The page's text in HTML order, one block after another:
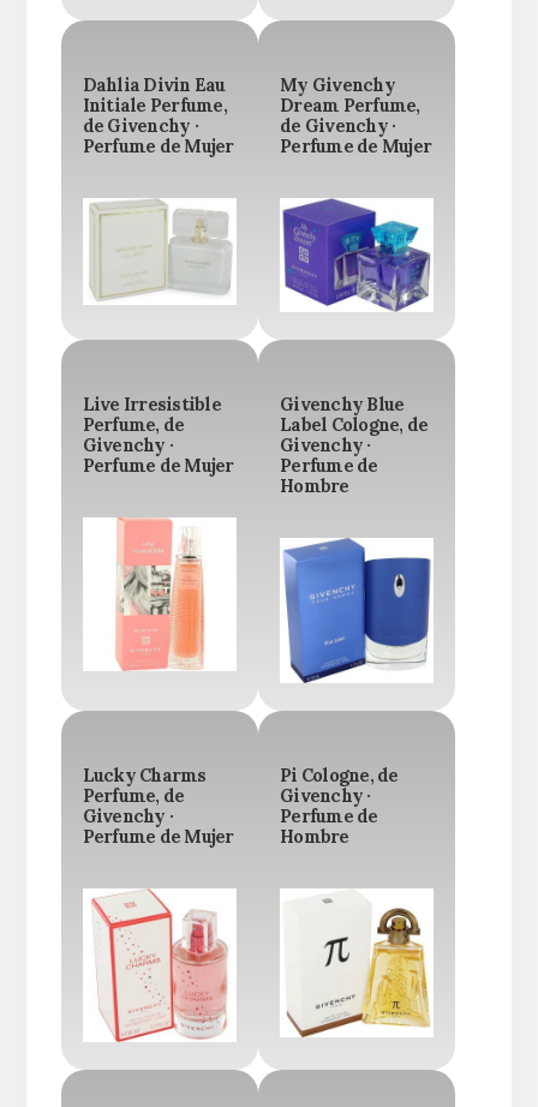
Dahlia Divin Eau
Initiale Perfume,
de Givenchy ·
Perfume de Mujer
My Givenchy
Dream Perfume,
de Givenchy ·
Perfume de Mujer
Live Irresistible
Perfume, de
Givenchy ·
Perfume de Mujer
Givenchy Blue
Label Cologne, de
Givenchy ·
Perfume de
Hombre
Lucky Charms
Perfume, de
Givenchy ·
Perfume de Mujer
Pi Cologne, de
Givenchy ·
Perfume de
Hombre